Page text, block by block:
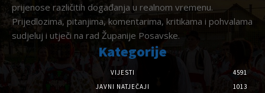
prijenose različitih događanja u realnom vremenu.
Prijedlozima, pitanjima, komentarima, kritikama i pohvalama
sudjeluj i utječi na rad Županije Posavske.
Kategorije
VIJESTI
4591
JAVNI NATJEČAJI
1013